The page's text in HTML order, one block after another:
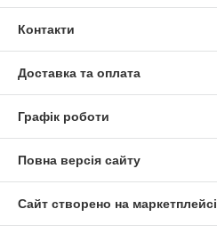
Контакти
Доставка та оплата
Графік роботи
Повна версія сайту
Сайт створено на маркетплейсі